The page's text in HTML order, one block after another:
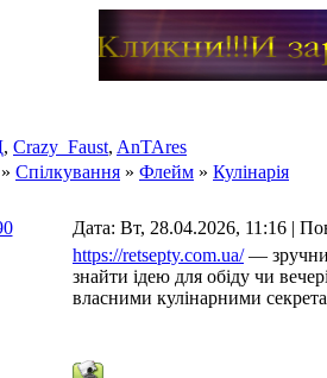
, Crazy_Faust, AnTAres
» Спілкування » Флейм » Кулінарія
Дата: Вт, 28.04.2026, 11:16 |
https://retsepty.com.ua/—
знайти ідею для обіду чи
власними кулінарними